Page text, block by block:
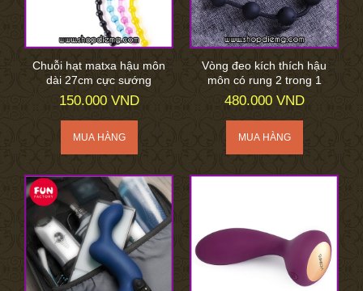
Chuỗi hạt matxa hậu môn
dài 27cm cực sướng
150.000 VND
Vòng đeo kích thích hậu
môn có rung 2 trong 1
480.000 VND